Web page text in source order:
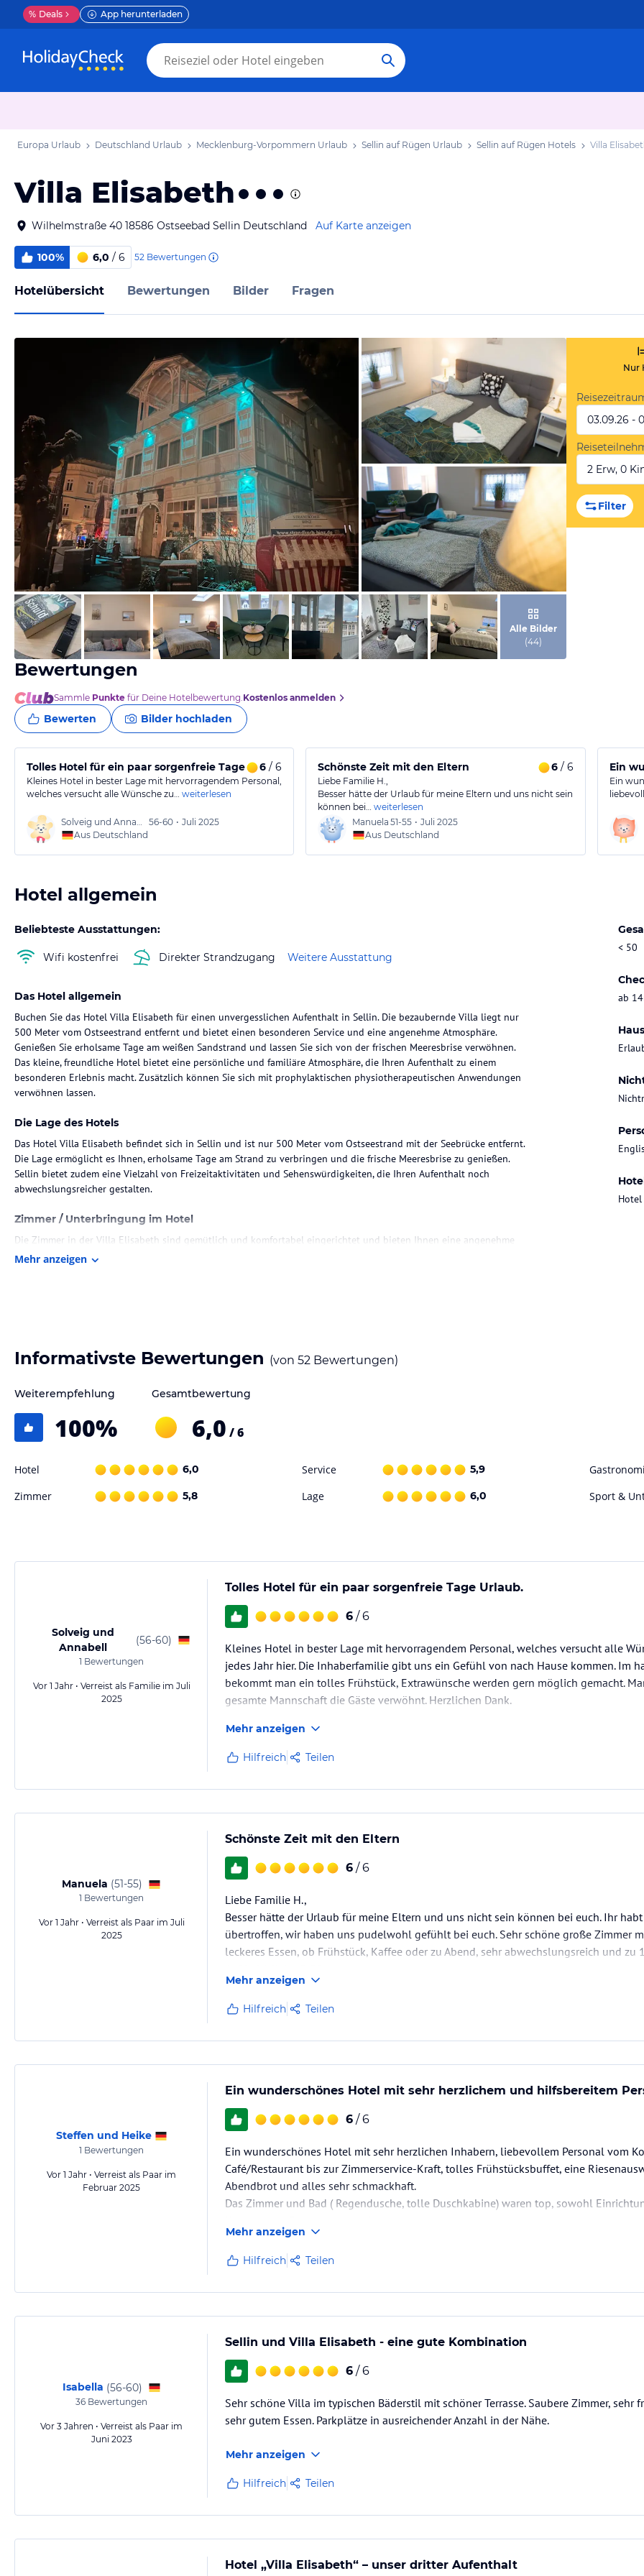
% Deals App herunterladen
Europa Urlaub Deutschland Urlaub Mecklenburg-Vorpommern Urlaub Sellin auf Rügen Urlaub Sellin auf Rügen Hotels Villa
Villa Elisabeth
Wilhelmstraße 40 18586 Ostseebad Sellin Deutschland Auf Karte anzeigen
100% 6,0 / 6 52 Bewertungen
Hotelübersicht Bewertungen Bilder Fragen
von Booking.com
von Booking.com
von Booking.com
Alle Bilder
(44)
Nur
03.09.26 -
2 Erw, 0
Filter
Bewertungen
Sammle Punkte für Deine Hotelbewertung.Kostenlos anmelden
Bewerten Bilder hochladen
Tolles Hotel für ein paar sorgenfreie Tage Urlaub.
6 / 6
Kleines Hotel in bester Lage mit hervorragendem Personal,
welches versucht alle Wünsche zu… weiterlesen
Solveig und Annabell 56-60 • Juli 2025
Aus Deutschland
Schönste Zeit mit den Eltern 6/ 6
Liebe Familie H.,
Besser hätte der Urlaub für meine Eltern und uns nicht sein
können bei… weiterlesen
Manuela 51-55 • Juli 2025
Aus Deutschland
Ein
Ein
Hotel allgemein
Beliebteste Ausstattungen:
Wifi kostenfrei Direkter Strandzugang Weitere Ausstattung
< 50
ab
Hotel
Das Hotel allgemein
Buchen Sie das Hotel Villa Elisabeth für einen unvergesslichen Aufenthalt in Sellin. Die bezaubernde Villa liegt nur
500 Meter vom Ostseestrand entfernt und bietet einen besonderen Service und eine angenehme Atmosphäre.
Genießen Sie erholsame Tage am weißen Sandstrand und lassen Sie sich von der frischen Meeresbrise verwöhnen.
Das kleine, freundliche Hotel bietet eine persönliche und familiäre Atmosphäre, die Ihren Aufenthalt zu einem
besonderen Erlebnis macht. Zusätzlich können Sie sich mit prophylaktischen physiotherapeutischen Anwendungen
verwöhnen lassen.
Die Lage des Hotels
Das Hotel Villa Elisabeth befindet sich in Sellin und ist nur 500 Meter vom Ostseestrand mit der Seebrücke entfernt.
Die Lage ermöglicht es Ihnen, erholsame Tage am Strand zu verbringen und die frische Meeresbrise zu genießen.
Sellin bietet zudem eine Vielzahl von Freizeitaktivitäten und Sehenswürdigkeiten, die Ihren Aufenthalt noch
abwechslungsreicher gestalten.
Zimmer / Unterbringung im Hotel
Die Zimmer in der Villa Elisabeth sind gemütlich und komfortabel eingerichtet und bieten Ihnen eine angenehme
Atmosphäre. Genießen Sie den Komfort und die Annehmlichkeiten, die Ihnen geboten werden. Zusätzlich können Sie
Genießen Sie die persönliche und familiäre Atmosphäre des kleinen, freundlichen Hotels.
Neben erholsamen Tagen am Strand bietet Sellin eine Vielzahl von Freizeitmöglichkeiten, die Ihren Aufenthalt
abwechslungsreich gestalten. Nutzen Sie die Möglichkeit, prophylaktische physiotherapeutische Anwendungen wie
original Rügener Kreidepackungen zu buchen und verwöhnen Sie Körper und Geist.
Hinweis:
Verfasst von HolidayCheck mit Hilfe von KI. Alle Angaben ohne Gewähr. Bitte lies vor der Buchung die
Mehr anzeigen
Informativste Bewertungen (von 52 Bewertungen)
Weiterempfehlung
100%
Gesamtbewertung
6,0 / 6
Hotel 6,0 Service 5,9
Zimmer 5,8 Lage 6,0 Sport &
Solveig und
Annabell
(56-60)
1 Bewertungen
Vor 1 Jahr • Verreist als Familie im Juli
2025
Tolles Hotel für ein paar sorgenfreie Tage Urlaub.
6 / 6
Kleines Hotel in bester Lage mit hervorragendem Personal, welches versucht alle
jedes Jahr hier. Die Inhaberfamilie gibt uns ein Gefühl von nach Hause kommen. Im
bekommt man ein tolles Frühstück, Extrawünsche werden gern möglich gemacht.
gesamte Mannschaft die Gäste verwöhnt. Herzlichen Dank.
Mehr anzeigen
Hilfreich Teilen
Manuela (51-55)
1 Bewertungen
Vor 1 Jahr • Verreist als Paar im Juli
2025
Schönste Zeit mit den Eltern
6 / 6
Liebe Familie H.,
Besser hätte der Urlaub für meine Eltern und uns nicht sein können bei euch. Ihr
übertroffen, wir haben uns pudelwohl gefühlt bei euch. Sehr schöne große Zimmer
leckeres Essen, ob Frühstück, Kaffee oder zu Abend, sehr abwechslungsreich und zu
Mehr anzeigen
Hilfreich Teilen
Steffen und Heike
1 Bewertungen
Vor 1 Jahr • Verreist als Paar im
Februar 2025
Ein wunderschönes Hotel mit sehr herzlichem und hilfsbereitem
6 / 6
Ein wunderschönes Hotel mit sehr herzlichen Inhabern, liebevollem Personal vom
Café/Restaurant bis zur Zimmerservice-Kraft, tolles Frühstücksbuffet, eine
Abendbrot und alles sehr schmackhaft.
Das Zimmer und Bad ( Regendusche, tolle Duschkabine) waren top, sowohl
Wir haben uns vom ersten Moment an sehr willkommen gefühlt und kommen ganz
Mehr anzeigen
Hilfreich Teilen
Isabella (56-60)
36 Bewertungen
Vor 3 Jahren • Verreist als Paar im
Juni 2023
Sellin und Villa Elisabeth - eine gute Kombination
6 / 6
Sehr schöne Villa im typischen Bäderstil mit schöner Terrasse. Saubere Zimmer,
sehr gutem Essen. Parkplätze in ausreichender Anzahl in der Nähe.
Mehr anzeigen
Hilfreich Teilen
Hotel „Villa Elisabeth“ – unser dritter Aufenthalt